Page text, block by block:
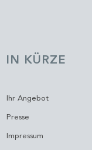
IN KÜRZE
Ihr Angebot
Presse
Impressum